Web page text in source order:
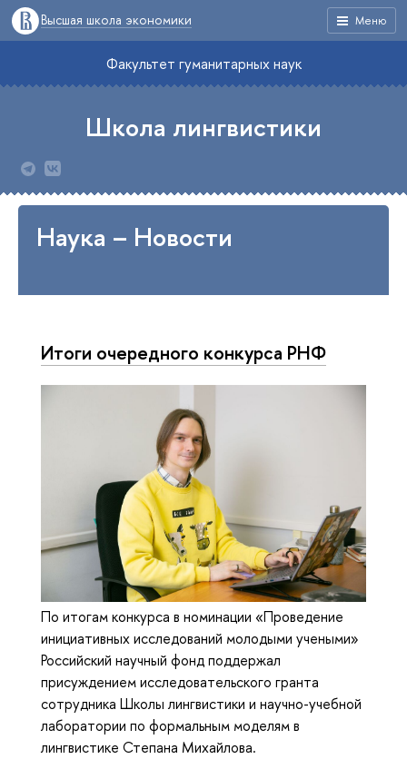
Меню
Высшая школа экономики
Факультет гуманитарных наук
Школа лингвистики
Наука – Новости
Итоги очередного конкурса РНФ
По итогам конкурса в номинации «Проведение
инициативных исследований молодыми учеными»
Российский научный фонд поддержал
присуждением исследовательского гранта
сотрудника Школы лингвистики и научно-учебной
лаборатории по формальным моделям в
лингвистике Степана Михайлова.